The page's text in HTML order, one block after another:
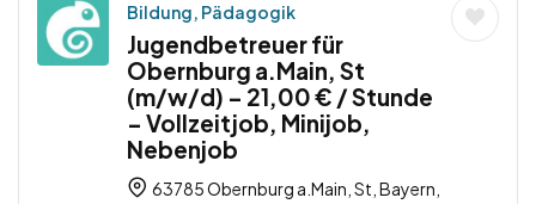
Bildung, Pädagogik
Jugendbetreuer für
Obernburg a.Main, St
(m/w/d) – 21,00 € / Stunde
– Vollzeitjob, Minijob,
Nebenjob
63785 Obernburg a.Main, St, Bayern,